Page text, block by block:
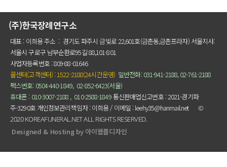
(주)한국장례연구소
대표 : 이희용 주소 : 경기도 파주시 금빛로 22,601호(금촌동,금촌프라자) 서울지사:
서울시 구로구 남부순환로95길 88,101-801
사업자등록번호 : 809-88-01646
콜센터(고객센터) : 1522-2188(24시간운영) 일반전화: 031-941-2188, 02-761-2188
팩스번호: 0504-440-1849,02-852-6423(서울)
휴대폰 : 010-3007-2188,010-2588-1849통신판매업신고번호 : 2021-경기파
주-3290호 개인정보관리책임자 : 이희용 / 이메일 : leehy35@hanmail.net
©
2020 KOREAFUNERAL.NET ALL RIGHTS RESERVED.
Designed & Hosting by 아이웹플디자인